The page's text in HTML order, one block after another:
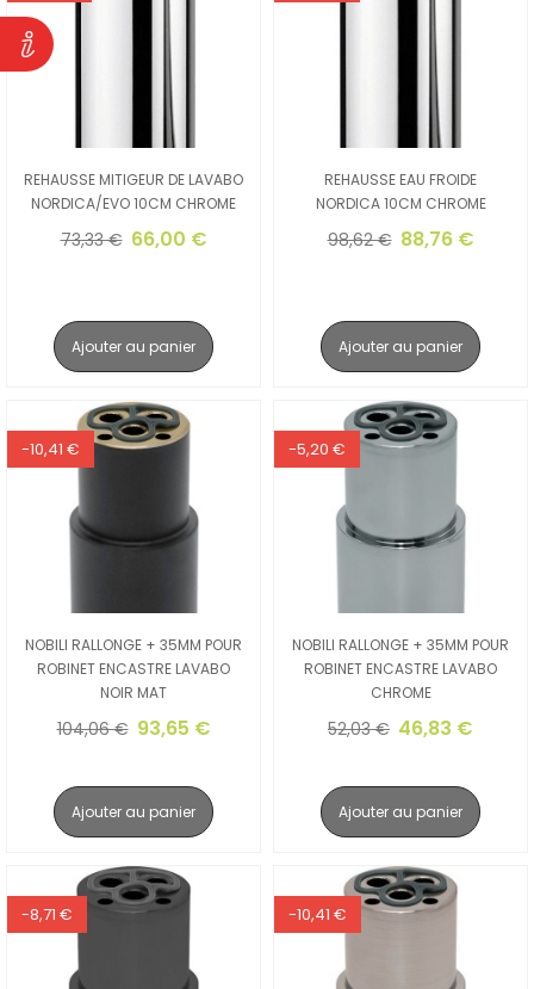
REHAUSSE MITIGEUR DE LAVABO
NORDICA/EVO 10CM CHROME
73,33 € 66,00 €
Ajouter au panier
REHAUSSE EAU FROIDE
NORDICA 10CM CHROME
98,62 € 88,76 €
Ajouter au panier
NOBILI RALLONGE + 35MM POUR
ROBINET ENCASTRE LAVABO
NOIR MAT
104,06 € 93,65 €
Ajouter au panier
-10,41 €
NOBILI RALLONGE + 35MM POUR
ROBINET ENCASTRE LAVABO
CHROME
52,03 € 46,83 €
Ajouter au panier
-5,20 €
-8,71 € -10,41 €